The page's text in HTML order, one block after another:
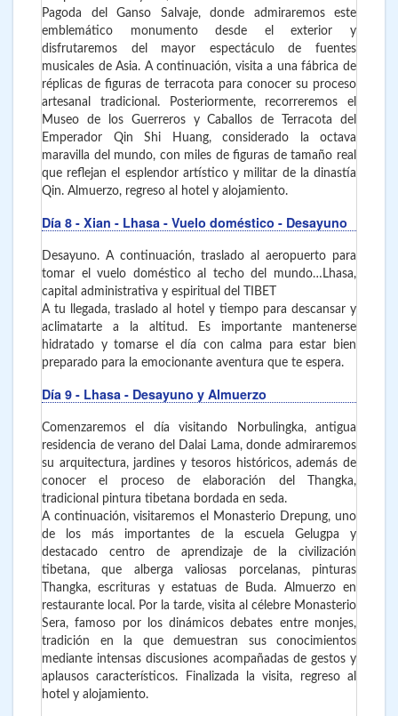
Pagoda del Ganso Salvaje, donde admiraremos este
emblemático monumento desde el exterior y
disfrutaremos del mayor espectáculo de fuentes
musicales de Asia. A continuación, visita a una fábrica de
réplicas de figuras de terracota para conocer su proceso
artesanal tradicional. Posteriormente, recorreremos el
Museo de los Guerreros y Caballos de Terracota del
Emperador Qin Shi Huang, considerado la octava
maravilla del mundo, con miles de figuras de tamaño real
que reflejan el esplendor artístico y militar de la dinastía
Qin. Almuerzo, regreso al hotel y alojamiento.
Día 8 - Xian - Lhasa - Vuelo doméstico - Desayuno
Desayuno. A continuación, traslado al aeropuerto para
tomar el vuelo doméstico al techo del mundo…Lhasa,
capital administrativa y espiritual del TIBET
A tu llegada, traslado al hotel y tiempo para descansar y
aclimatarte a la altitud. Es importante mantenerse
hidratado y tomarse el día con calma para estar bien
preparado para la emocionante aventura que te espera.
Día 9 - Lhasa - Desayuno y Almuerzo
Comenzaremos el día visitando Norbulingka, antigua
residencia de verano del Dalai Lama, donde admiraremos
su arquitectura, jardines y tesoros históricos, además de
conocer el proceso de elaboración del Thangka,
tradicional pintura tibetana bordada en seda.
A continuación, visitaremos el Monasterio Drepung, uno
de los más importantes de la escuela Gelugpa y
destacado centro de aprendizaje de la civilización
tibetana, que alberga valiosas porcelanas, pinturas
Thangka, escrituras y estatuas de Buda. Almuerzo en
restaurante local. Por la tarde, visita al célebre Monasterio
Sera, famoso por los dinámicos debates entre monjes,
tradición en la que demuestran sus conocimientos
mediante intensas discusiones acompañadas de gestos y
aplausos característicos. Finalizada la visita, regreso al
hotel y alojamiento.